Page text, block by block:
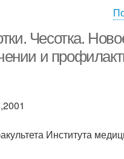
Чесотка.
и
Института